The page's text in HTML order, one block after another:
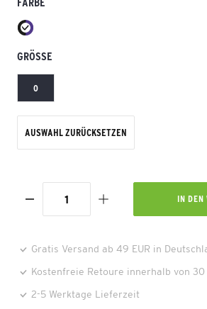
GRÖSSE
0
AUSWAHL ZURÜCKSETZEN
IN DEN
Gratis Versand ab 49 EUR in
Kostenfreie Retoure innerhalb von 30
2-5 Werktage Lieferzeit